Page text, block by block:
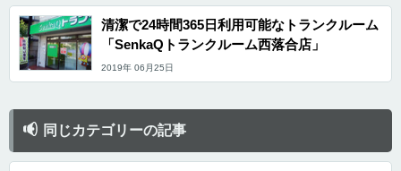
清潔で24時間365日利用可能なトランクルーム
「SenkaQトランクルーム西落合店」
2019年 06月25日
同じカテゴリーの記事